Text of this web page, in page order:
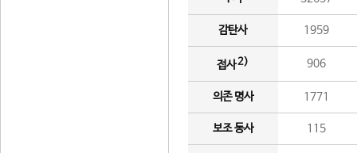
감탄사 1959
접사2) 906
의존 명사 1771
보조 동사 115